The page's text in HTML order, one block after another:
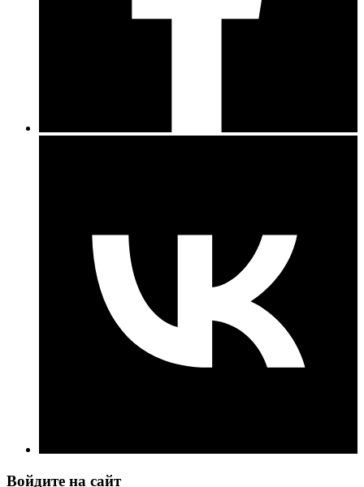
Войдите на сайт